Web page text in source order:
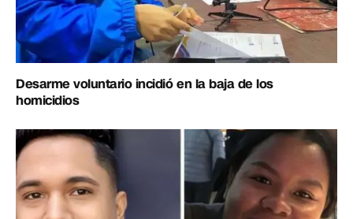
Desarme voluntario incidió en la baja de los
homicidios